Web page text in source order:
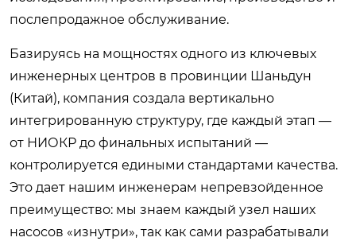
послепродажное обслуживание.
Базируясь на мощностях одного из ключевых
инженерных центров в провинции Шаньдун
(Китай), компания создала вертикально
интегрированную структуру, где каждый этап —
от НИОКР до финальных испытаний —
контролируется едиными стандартами качества.
Это дает нашим инженерам непревзойденное
преимущество: мы знаем каждый узел наших
насосов «изнутри», так как сами разрабатывали